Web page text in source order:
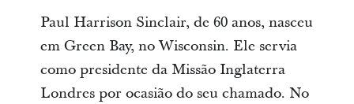
Paul Harrison Sinclair, de 60 anos, nasceu
em Green Bay, no Wisconsin. Ele servia
como presidente da Missão Inglaterra
Londres por ocasião do seu chamado. No